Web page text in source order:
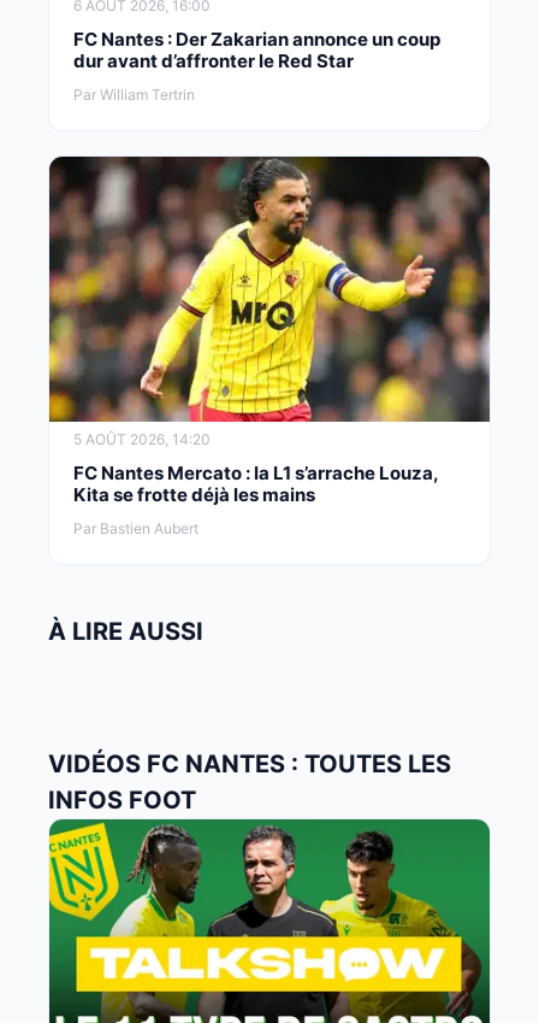
6 AOÛT 2026, 16:00
FC Nantes : Der Zakarian annonce un coup
dur avant d’affronter le Red Star
Par William Tertrin
5 AOÛT 2026, 14:20
FC Nantes Mercato : la L1 s’arrache Louza,
Kita se frotte déjà les mains
Par Bastien Aubert
À LIRE AUSSI
VIDÉOS FC NANTES : TOUTES LES
INFOS FOOT